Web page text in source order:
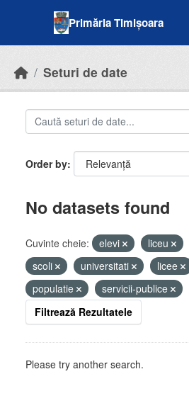
Primăria Timișoara
Seturi de date
Order by
No datasets found
Cuvinte cheie: elevi liceu
scoli
universitati licee
populatie
servicii-publice
Filtrează Rezultatele
Please try another search.